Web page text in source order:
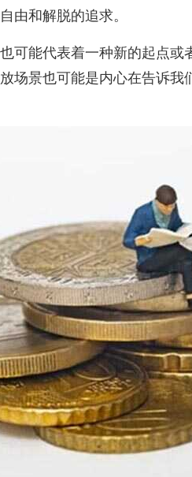
由和解脱的追求。
可能代表着一种新的起点
场景也可能是内心在告诉